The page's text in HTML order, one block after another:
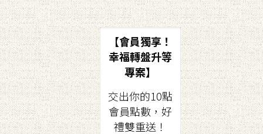
【會員獨享！
幸福轉盤升等
專案】
交出你的10點
會員點數，好
禮雙重送！